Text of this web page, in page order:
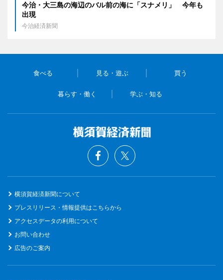
今治・大三島の海辺のバル前の海に「スナメリ」 今年も
出現
今治経済新聞
食べる 見る・遊ぶ 買う
暮らす・働く 学ぶ・知る
横須賀経済新聞について
プレスリリース・情報提供はこちらから
アクセスデータの利用について
お問い合わせ
広告のご案内